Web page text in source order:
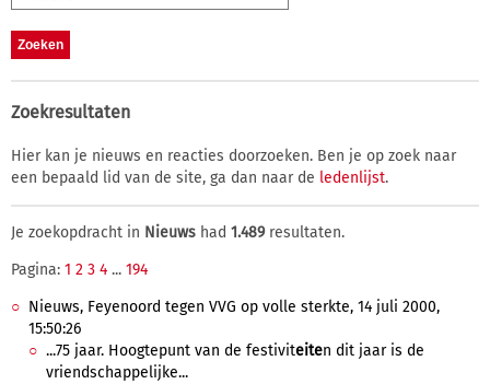
Zoekresultaten
Hier kan je nieuws en reacties doorzoeken. Ben je op zoek naar
een bepaald lid van de site, ga dan naar de ledenlijst.
Je zoekopdracht in Nieuws had 1.489resultaten.
Pagina: 1 2 3 4 ... 194
Nieuws, Feyenoord tegen VVG op volle sterkte, 14 juli 2000,
15:50:26
...75 jaar. Hoogtepunt van de festiviteiten dit jaar is de
vriendschappelijke...